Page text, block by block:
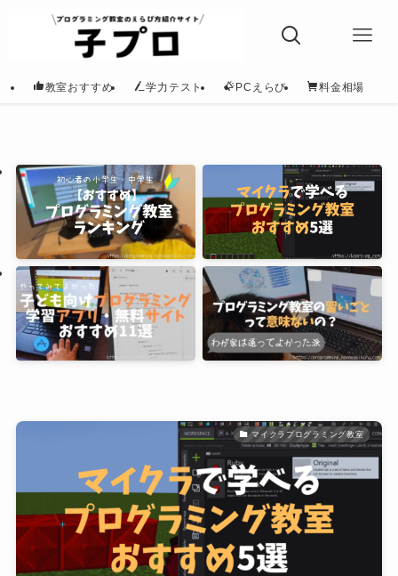
教室おすすめ 学力テスト PCえらび 料金相場
マイクラプログラミング教室